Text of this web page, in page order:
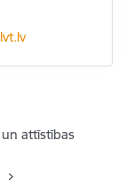
attīstības